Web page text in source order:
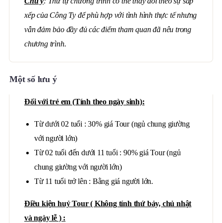
xếp của Công Ty để phù hợp với tình hình thực tế nhưng
vẫn đảm bảo đầy đủ các điểm tham quan đã nêu trong
chương trình.
Một số lưu ý
Đối với trẻ em (Tính theo ngày sinh):
Từ dưới 02 tuổi : 30% giá Tour (ngủ chung giường
với người lớn)
Từ 02 tuổi đến dưới 11 tuổi : 90% giá Tour (ngủ
chung giường với người lớn)
Từ 11 tuổi trở lên : Bằng giá người lớn.
Điều kiện huỷ Tour ( Không tính thứ bảy, chủ nhật
và ngày lễ ) :